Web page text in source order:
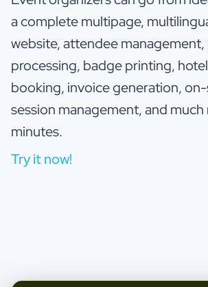
a complete multipage,
website, attendee
processing, badge printing,
booking, invoice generation,
session management, and much
minutes.
Try it now!